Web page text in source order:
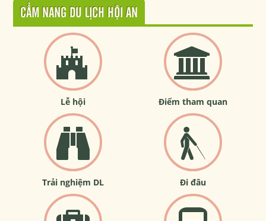
CẨM NANG DU LỊCH HỘI AN
Lễ hội Điểm tham quan
Trải nghiệm DL Đi đâu